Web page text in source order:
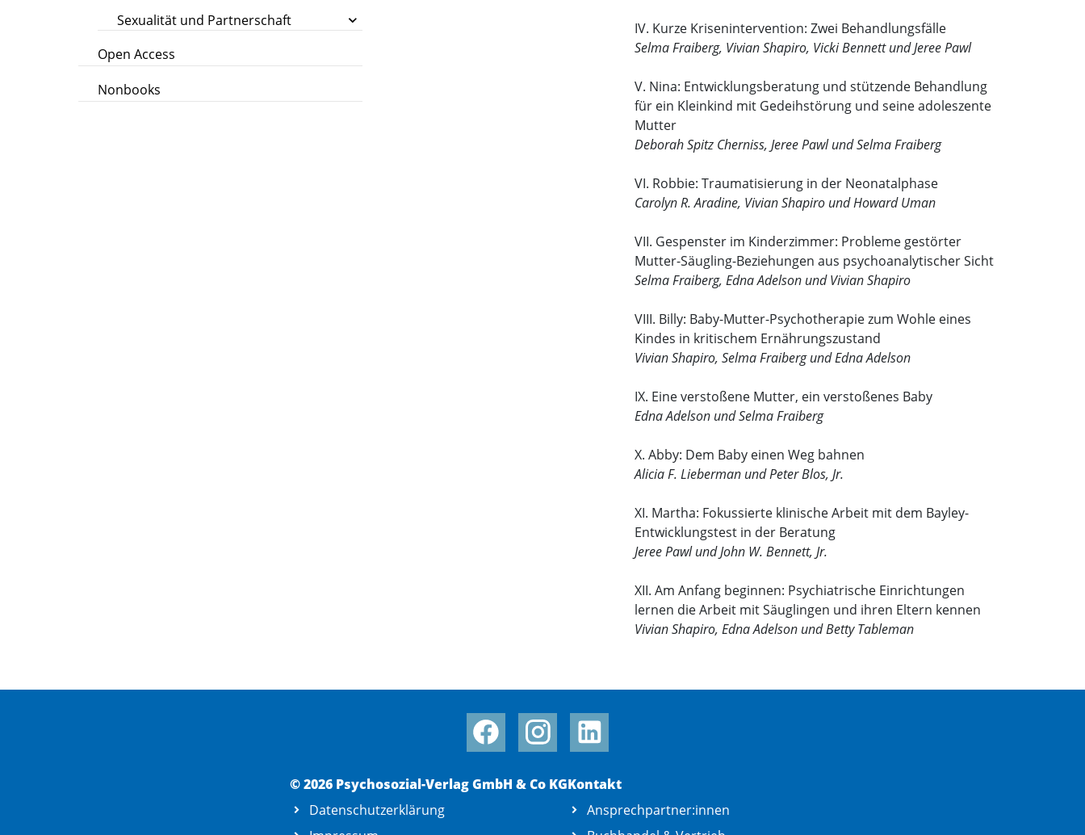
Sexualität und Partnerschaft
Open Access
Nonbooks
IV. Kurze Krisenintervention: Zwei Behandlungsfälle
Selma Fraiberg, Vivian Shapiro, Vicki Bennett und Jeree Pawl
V. Nina: Entwicklungsberatung und stützende Behandlung
für ein Kleinkind mit Gedeihstörung und seine adoleszente
Mutter
Deborah Spitz Cherniss, Jeree Pawl und Selma Fraiberg
VI. Robbie: Traumatisierung in der Neonatalphase
Carolyn R. Aradine, Vivian Shapiro und Howard Uman
VII. Gespenster im Kinderzimmer: Probleme gestörter
Mutter-Säugling-Beziehungen aus psychoanalytischer Sicht
Selma Fraiberg, Edna Adelson und Vivian Shapiro
VIII. Billy: Baby-Mutter-Psychotherapie zum Wohle eines
Kindes in kritischem Ernährungszustand
Vivian Shapiro, Selma Fraiberg und Edna Adelson
IX. Eine verstoßene Mutter, ein verstoßenes Baby
Edna Adelson und Selma Fraiberg
X. Abby: Dem Baby einen Weg bahnen
Alicia F. Lieberman und Peter Blos, Jr.
XI. Martha: Fokussierte klinische Arbeit mit dem Bayley-
Entwicklungstest in der Beratung
Jeree Pawl und John W. Bennett, Jr.
XII. Am Anfang beginnen: Psychiatrische Einrichtungen
lernen die Arbeit mit Säuglingen und ihren Eltern kennen
Vivian Shapiro, Edna Adelson und Betty Tableman
© 2026 Psychosozial-Verlag GmbH & Co KG
Datenschutzerklärung
Kontakt
Ansprechpartner:innen